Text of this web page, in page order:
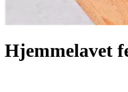
Hjemmelavet